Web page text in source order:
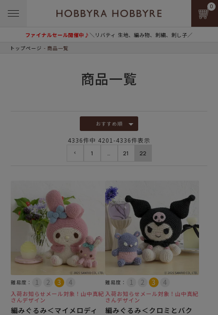
ファイナルセール開催中♪＼リバティ 生地、編み物、刺繍、刺し子／
0
トップページ 商品一覧
商品一覧
おすすめ順
4336件中 4201 -4336件表示
1 21 22
難易度：
入荷お知らせメール対象！山中真紀
さんデザイン
編みぐるみ＜マイメロディ
難易度：
入荷お知らせメール対象！山中真紀
さんデザイン
編みぐるみ＜クロミとバク